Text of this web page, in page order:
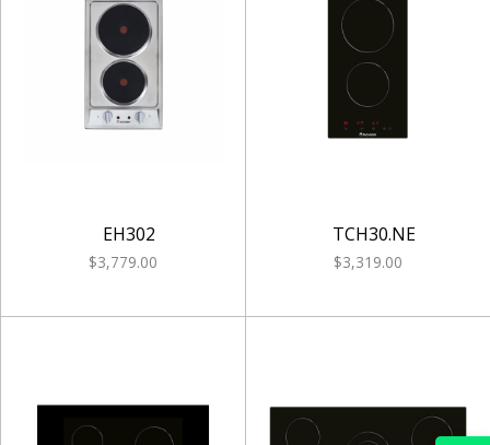
EH302
$3,779.00
TCH30.NE
$3,319.00